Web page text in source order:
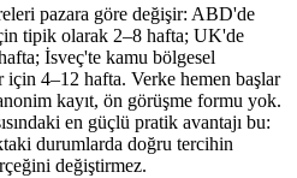
pazara göre değişir: ABD'de
tipik olarak 2–8 hafta; UK'de
İsveç'te kamu bölgesel
4–12 hafta. Verke hemen başlar
kayıt, ön görüşme formu yok.
en güçlü pratik avantajı bu:
durumlarda doğru tercihin
değiştirmez.